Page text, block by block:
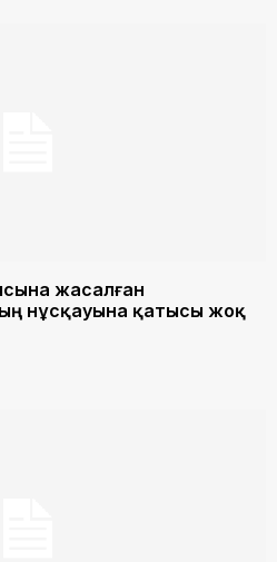
жасалған
нұсқауына қатысы жоқ